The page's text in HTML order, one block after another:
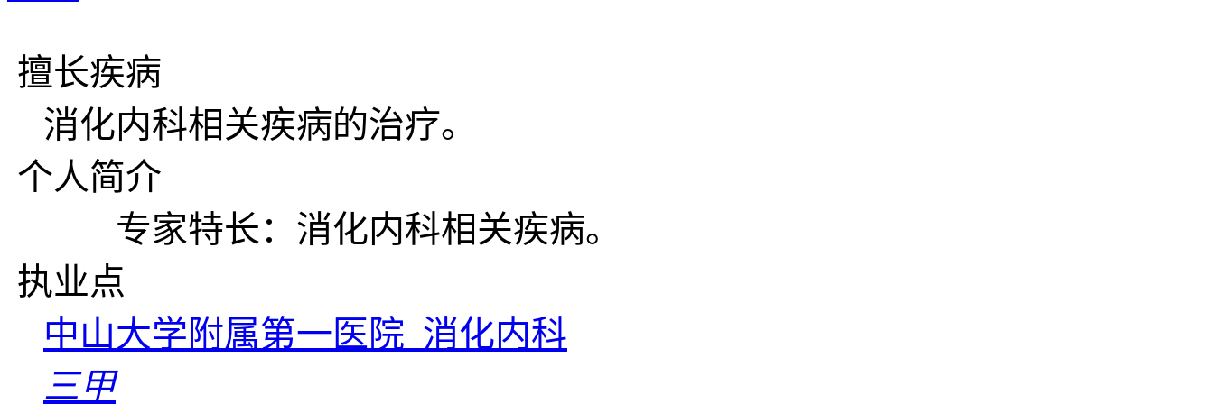
擅长疾病
消化内科相关疾病的治疗。
个人简介
专家特长：消化内科相关疾病。
执业点
中山大学附属第一医院 消化内科
三甲